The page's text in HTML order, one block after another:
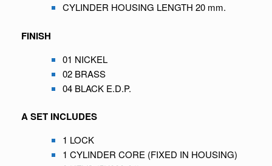
CYLINDER HOUSING LENGTH 20 mm.
FINISH
01 NICKEL
02 BRASS
04 BLACK E.D.P.
A SET INCLUDES
1 LOCK
1 CYLINDER CORE (FIXED IN HOUSING)